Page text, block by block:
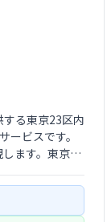
る東京23区内
ービスです。
ます。東京23